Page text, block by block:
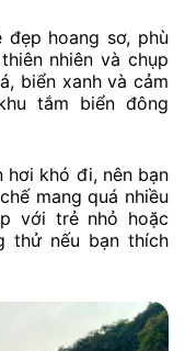
đẹp hoang sơ, phù
nhiên và chụp
biển xanh và cảm
tắm biển đông
hơi khó đi, nên bạn
mang quá nhiều
với trẻ nhỏ hoặc
thử nếu bạn thích